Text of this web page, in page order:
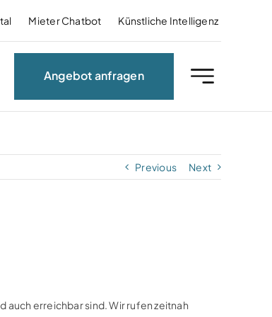
Mieter Chatbot Künstliche Intelligenz
Angebot anfragen
Previous Next
auch erreichbar sind. Wir rufen zeitnah